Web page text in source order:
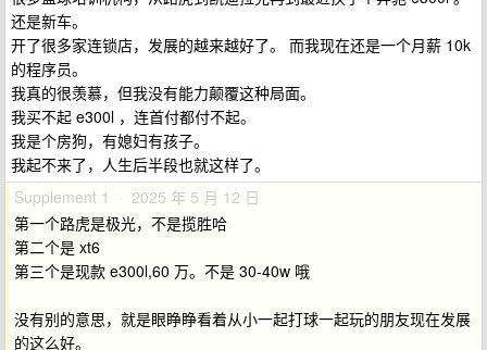
还是新车。
开了很多家连锁店，发展的越来越好了。 而我现在还是一个月薪 10k
的程序员。
我真的很羡慕，但我没有能力颠覆这种局面。
我买不起 e300l ，连首付都付不起。
我是个房狗，有媳妇有孩子。
我起不来了，人生后半段也就这样了。
Supplement 1 · 2025 年 5 月 12 日
第一个路虎是极光，不是揽胜哈
第二个是 xt6
第三个是现款 e300l,60 万。不是 30-40w 哦
没有别的意思，就是眼睁睁看着从小一起打球一起玩的朋友现在发展
的这么好。